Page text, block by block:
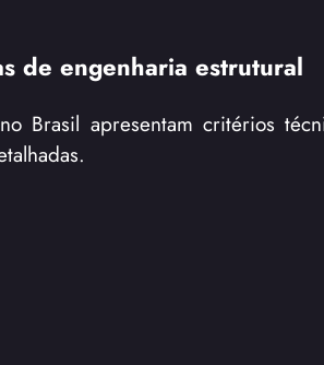
de engenharia estrutural
Brasil apresentam critérios